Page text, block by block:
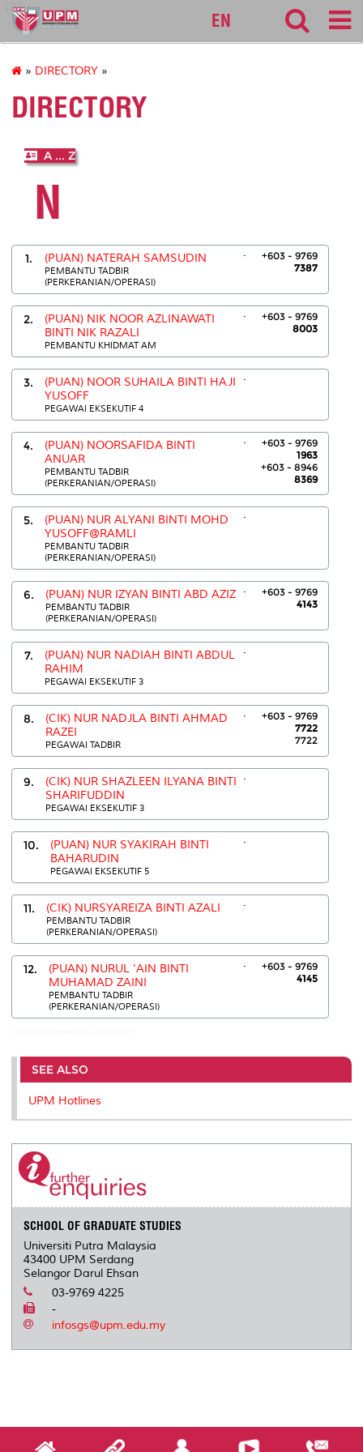
127
EN
» DIRECTORY »
DIRECTORY
A ... Z
N
1. (PUAN) NATERAH SAMSUDIN
PEMBANTU TADBIR
(PERKERANIAN/OPERASI)
.
+603 - 9769
7387
2.
(PUAN) NIK NOOR AZLINAWATI
BINTI NIK RAZALI
PEMBANTU KHIDMAT AM
.
+603 - 9769
8003
3.
(PUAN) NOOR SUHAILA BINTI HAJI
YUSOFF
PEGAWAI EKSEKUTIF 4
.
4.
(PUAN) NOORSAFIDA BINTI
ANUAR
PEMBANTU TADBIR
(PERKERANIAN/OPERASI)
.
+603 - 9769
1963
+603 - 8946
8369
5.
(PUAN) NUR ALYANI BINTI MOHD
YUSOFF@RAMLI
PEMBANTU TADBIR
(PERKERANIAN/OPERASI)
.
6. (PUAN) NUR IZYAN BINTI ABD AZIZ
PEMBANTU TADBIR
(PERKERANIAN/OPERASI)
.
+603 - 9769
4143
7.
(PUAN) NUR NADIAH BINTI ABDUL
RAHIM
PEGAWAI EKSEKUTIF 3
.
8.
(CIK) NUR NADJLA BINTI AHMAD
RAZEI
PEGAWAI TADBIR
.
+603 - 9769
7722
7722
9.
(CIK) NUR SHAZLEEN ILYANA BINTI
SHARIFUDDIN
PEGAWAI EKSEKUTIF 3
.
10.
(PUAN) NUR SYAKIRAH BINTI
BAHARUDIN
PEGAWAI EKSEKUTIF 5
.
11. (CIK) NURSYAREIZA BINTI AZALI
PEMBANTU TADBIR
(PERKERANIAN/OPERASI)
.
12.
(PUAN) NURUL 'AIN BINTI
MUHAMAD ZAINI
PEMBANTU TADBIR
(PERKERANIAN/OPERASI)
.
+603 - 9769
4145
SEE ALSO
UPM Hotlines
SCHOOL OF GRADUATE STUDIES
Universiti Putra Malaysia
43400 UPM Serdang
Selangor Darul Ehsan
03-9769 4225
-
infosgs@upm.edu.my